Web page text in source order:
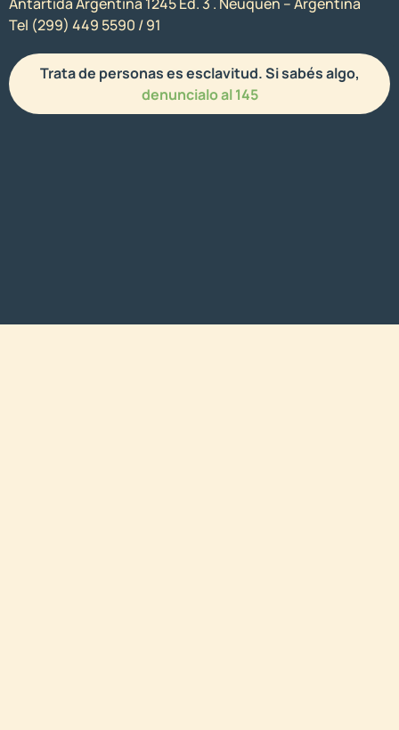
Tel (299) 449 5590 / 91
Trata de personas es esclavitud. Si sabés algo,
denuncialo al 145